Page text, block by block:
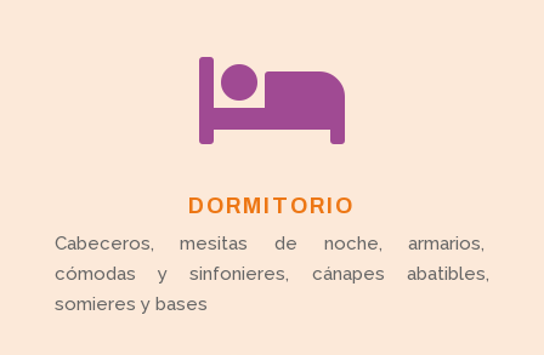

DORMITORIO
Cabeceros, mesitas de noche, armarios,
cómodas y sinfonieres, cánapes abatibles,
somieres y bases